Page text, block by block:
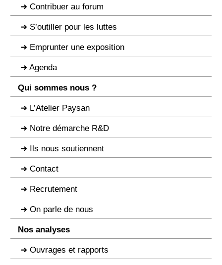
Contribuer au forum
S’outiller pour les luttes
Emprunter une exposition
Agenda
Qui sommes nous ?
L’Atelier Paysan
Notre démarche R&D
Ils nous soutiennent
Contact
Recrutement
On parle de nous
Nos analyses
Ouvrages et rapports